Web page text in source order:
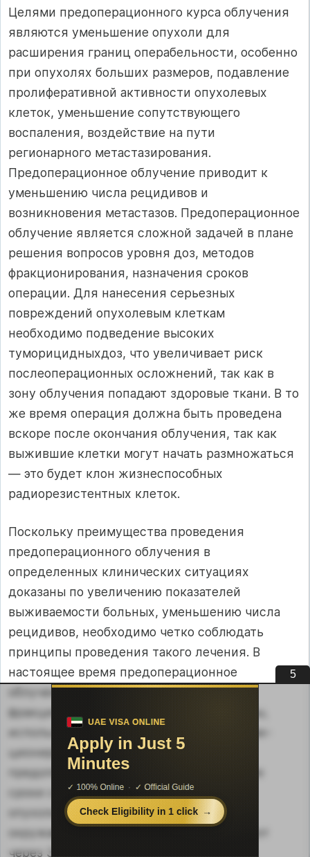
Целями предоперационного курса облучения
являются уменьшение опу­холи для
расширения границ операбельности, особенно
при опухолях боль­ших размеров, подавление
пролиферативной активности опухолевых
клеток, уменьшение сопутствующего
воспаления, воздействие на пути
регионарного метастазирования.
Предоперационное облучение приводит к
уменьшению числа рецидивов и
возникновения метастазов. Предоперационное
облуче­ние является сложной задачей в плане
решения вопросов уровня доз, мето­дов
фракционирования, назначения сроков
операции. Для нанесения серьез­ных
повреждений опухолевым клеткам
необходимо подведение высоких
туморицидныхдоз, что увеличивает риск
послеоперационных осложнений, так как в
зону облучения попадают здоровые ткани. В то
же время операция должна быть проведена
вскоре после окончания облучения, так как
выжив­шие клетки могут начать размножаться
— это будет клон жизнеспособных
радиорезистентных клеток.
Поскольку преимущества проведения
предоперационного облучения в
определенных клинических ситуациях
доказаны по увеличению пока­зателей
выживаемости больных, уменьшению числа
рецидивов, необхо­димо четко соблюдать
принципы проведения такого лечения. В
настоящее время предоперационное
облучение проводят укрупненными
фракциями при дневном дроблении дозы,
используются схемы динамического фрак­
ционирования, что позволяет провести
предоперационное облучение в ко­роткие
сроки с интенсивным воздействием на
опухоль с относительным щажением
окружающих тканей. Операцию назначают
через 3—5 дней пос­ле интенсивно-
4